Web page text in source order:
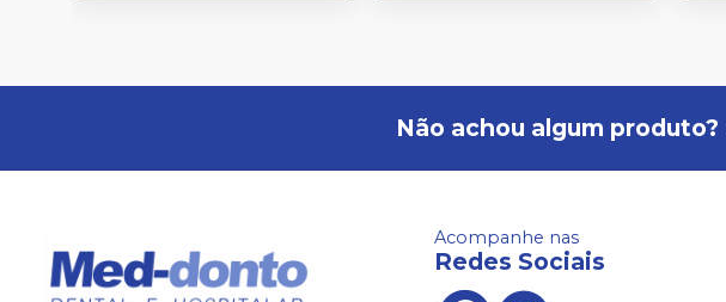
Não achou algum produto?
Acompanhe nas
Redes Sociais